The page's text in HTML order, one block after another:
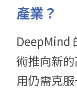
產業？
DeepMind
術推向新
用仍需克